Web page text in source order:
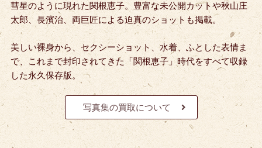
彗星のように現れた関根恵子。豊富な未公開カットや秋山庄
太郎、長濱治、両巨匠による迫真のショットも掲載。
美しい裸身から、セクシーショット、水着、ふとした表情ま
で、これまで封印されてきた「関根恵子」時代をすべて収録
した永久保存版。
写真集の買取について